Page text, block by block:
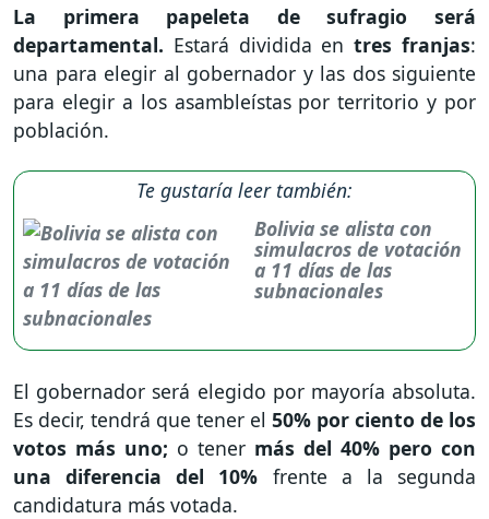
La primera papeleta de sufragio será
departamental. Estará dividida entres franjas:
una para elegir al gobernador y las dos siguiente
para elegir a los asambleístas por territorio y por
población.
Te gustaría leer también:
Bolivia se alista con
simulacros de votación
a 11 días de las
subnacionales
El gobernador será elegido por mayoría absoluta.
Es decir, tendrá que tener el 50% por ciento de los
votos más uno; o tener más del 40% pero con
una diferencia del 10% frente a la segunda
candidatura más votada.